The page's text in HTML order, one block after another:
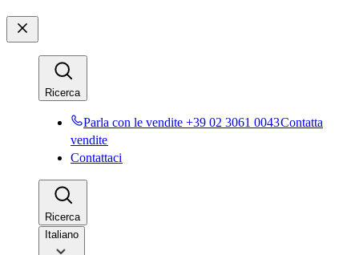
Ricerca​​
Parla con le vendite +39 02 3061 0043​​Contatta
vendite​​
Contattaci​​
Ricerca​​
Italiano